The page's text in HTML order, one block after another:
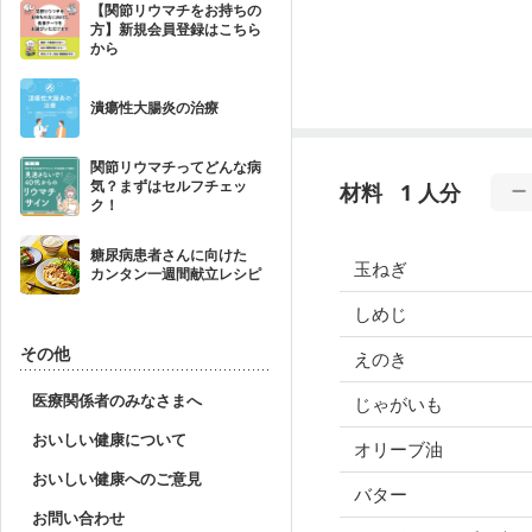
【関節リウマチをお持ちの
方】新規会員登録はこちら
から
潰瘍性大腸炎の治療
関節リウマチってどんな病
気？まずはセルフチェッ
ク！
糖尿病患者さんに向けた
カンタン一週間献立レシピ
その他
医療関係者のみなさまへ
おいしい健康について
おいしい健康へのご意見
お問い合わせ
材料 1 人分
玉ねぎ
しめじ
えのき
じゃがいも
オリーブ油
バター